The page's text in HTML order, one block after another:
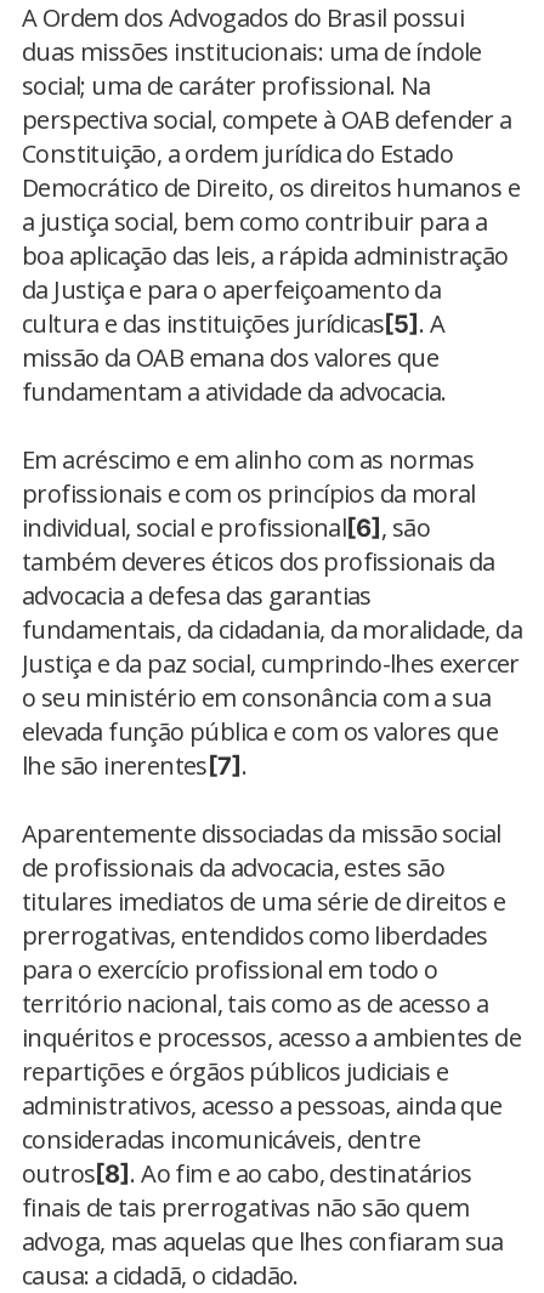
A Ordem dos Advogados do Brasil possui
duas missões institucionais: uma de índole
social; uma de caráter profissional. Na
perspectiva social, compete à OAB defender a
Constituição, a ordem jurídica do Estado
Democrático de Direito, os direitos humanos e
a justiça social, bem como contribuir para a
boa aplicação das leis, a rápida administração
da Justiça e para o aperfeiçoamento da
cultura e das instituições jurídicas [5] . A
missão da OAB emana dos valores que
fundamentam a atividade da advocacia.
Em acréscimo e em alinho com as normas
profissionais e com os princípios da moral
individual, social e profissional [6] , são
também deveres éticos dos profissionais da
advocacia a defesa das garantias
fundamentais, da cidadania, da moralidade, da
Justiça e da paz social, cumprindo-lhes exercer
o seu ministério em consonância com a sua
elevada função pública e com os valores que
lhe são inerentes [7] .
Aparentemente dissociadas da missão social
de profissionais da advocacia, estes são
titulares imediatos de uma série de direitos e
prerrogativas, entendidos como liberdades
para o exercício profissional em todo o
território nacional, tais como as de acesso a
inquéritos e processos, acesso a ambientes de
repartições e órgãos públicos judiciais e
administrativos, acesso a pessoas, ainda que
consideradas incomunicáveis, dentre
outros [8] . Ao fim e ao cabo, destinatários
finais de tais prerrogativas não são quem
advoga, mas aquelas que lhes confiaram sua
causa: a cidadã, o cidadão.